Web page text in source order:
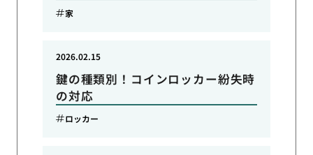
家
鍵の種類別！コインロッカー紛失時
の対応
2026.02.15
ロッカー